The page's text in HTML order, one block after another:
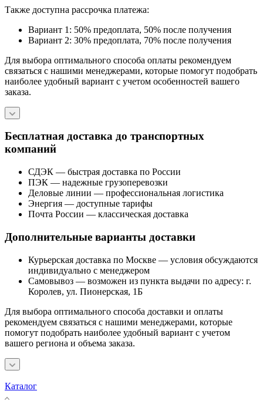
Также доступна рассрочка платежа:
Вариант 1: 50% предоплата, 50% после получения
Вариант 2: 30% предоплата, 70% после получения
Для выбора оптимального способа оплаты рекомендуем
связаться с нашими менеджерами, которые помогут подобрать
наиболее удобный вариант с учетом особенностей вашего
заказа.
Бесплатная доставка до транспортных
компаний
СДЭК — быстрая доставка по России
ПЭК — надежные грузоперевозки
Деловые линии — профессиональная логистика
Энергия — доступные тарифы
Почта России — классическая доставка
Дополнительные варианты доставки
Курьерская доставка по Москве — условия обсуждаются
индивидуально с менеджером
Самовывоз — возможен из пункта выдачи по адресу: г.
Королев, ул. Пионерская, 1Б
Для выбора оптимального способа доставки и оплаты
рекомендуем связаться с нашими менеджерами, которые
помогут подобрать наиболее удобный вариант с учетом
вашего региона и объема заказа.
Каталог